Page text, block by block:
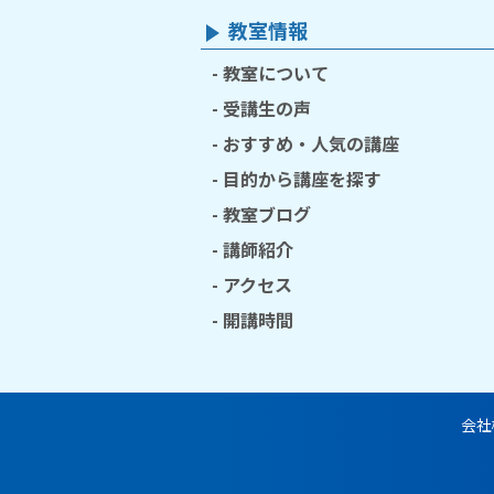
教室情報
教室について
受講生の声
おすすめ・人気の講座
目的から講座を探す
教室ブログ
講師紹介
アクセス
開講時間
会